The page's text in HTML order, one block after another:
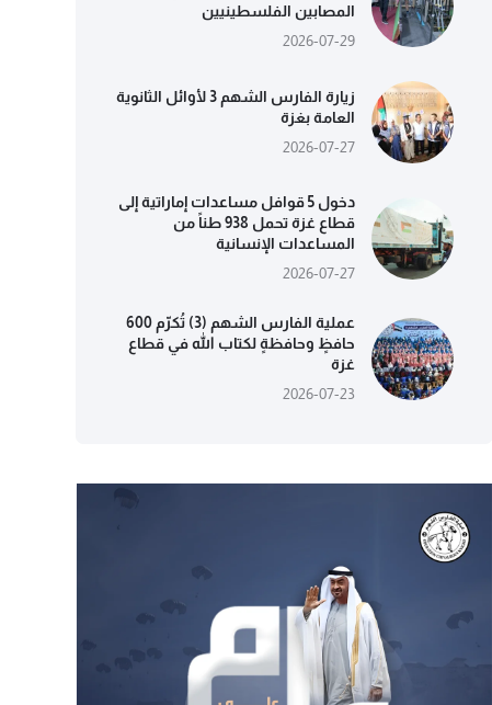
المصابين الفلسطينيين
2026-07-29
زيارة الفارس الشهم 3 لأوائل الثانوية
العامة بغزة
2026-07-27
دخول 5 قوافل مساعدات إماراتية إلى
قطاع غزة تحمل 938 طناً من
المساعدات الإنسانية
2026-07-27
عملية الفارس الشهم (3) تُكرّم 600
حافظٍ وحافظةٍ لكتاب الله في قطاع
غزة
2026-07-23